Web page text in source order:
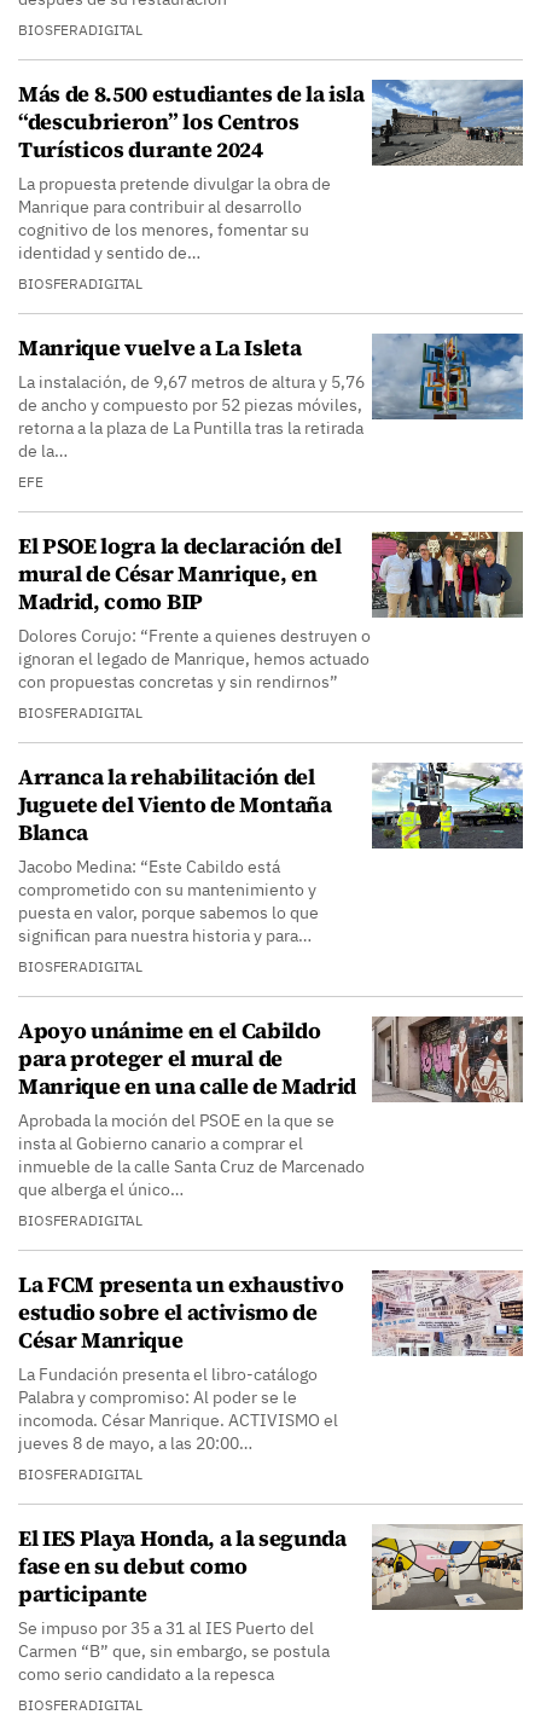
BIOSFERADIGITAL
Más de 8.500 estudiantes de la isla
“descubrieron” los Centros
Turísticos durante 2024
La propuesta pretende divulgar la obra de
Manrique para contribuir al desarrollo
cognitivo de los menores, fomentar su
identidad y sentido de…
BIOSFERADIGITAL
Manrique vuelve a La Isleta
La instalación, de 9,67 metros de altura y 5,76
de ancho y compuesto por 52 piezas móviles,
retorna a la plaza de La Puntilla tras la retirada
de la…
EFE
El PSOE logra la declaración del
mural de César Manrique, en
Madrid, como BIP
Dolores Corujo: “Frente a quienes destruyen o
ignoran el legado de Manrique, hemos actuado
con propuestas concretas y sin rendirnos”
BIOSFERADIGITAL
Arranca la rehabilitación del
Juguete del Viento de Montaña
Blanca
Jacobo Medina: “Este Cabildo está
comprometido con su mantenimiento y
puesta en valor, porque sabemos lo que
significan para nuestra historia y para…
BIOSFERADIGITAL
Apoyo unánime en el Cabildo
para proteger el mural de
Manrique en una calle de Madrid
Aprobada la moción del PSOE en la que se
insta al Gobierno canario a comprar el
inmueble de la calle Santa Cruz de Marcenado
que alberga el único…
BIOSFERADIGITAL
La FCM presenta un exhaustivo
estudio sobre el activismo de
César Manrique
La Fundación presenta el libro-catálogo
Palabra y compromiso: Al poder se le
incomoda. César Manrique. ACTIVISMO el
jueves 8 de mayo, a las 20:00…
BIOSFERADIGITAL
El IES Playa Honda, a la segunda
fase en su debut como
participante
Se impuso por 35 a 31 al IES Puerto del
Carmen “B” que, sin embargo, se postula
como serio candidato a la repesca
BIOSFERADIGITAL